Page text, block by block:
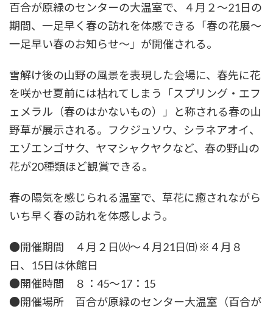
百合が原緑のセンターの大温室で、４月２〜21日の
期間、一足早く春の訪れを体感できる「春の花展〜
一足早い春のお知らせ〜」が開催される。
雪解け後の山野の風景を表現した会場に、春先に花
を咲かせ夏前には枯れてしまう「スプリング・エフ
ェメラル（春のはかないもの）」と称される春の山
野草が展示される。フクジュソウ、シラネアオイ、
エゾエンゴサク、ヤマシャクヤクなど、春の野山の
花が20種類ほど観賞できる。
春の陽気を感じられる温室で、草花に癒されながら
いち早く春の訪れを体感しよう。
●開催期間 ４月２日㈫〜４月21日㈰ ※４月８
日、15日は休館日
●開催時間 ８：45〜17：15
●開催場所 百合が原緑のセンター大温室（百合が